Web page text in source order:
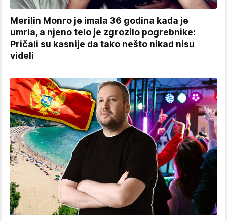
Merilin Monro je imala 36 godina kada je
umrla, a njeno telo je zgrozilo pogrebnike:
Pričali su kasnije da tako nešto nikad nisu
videli